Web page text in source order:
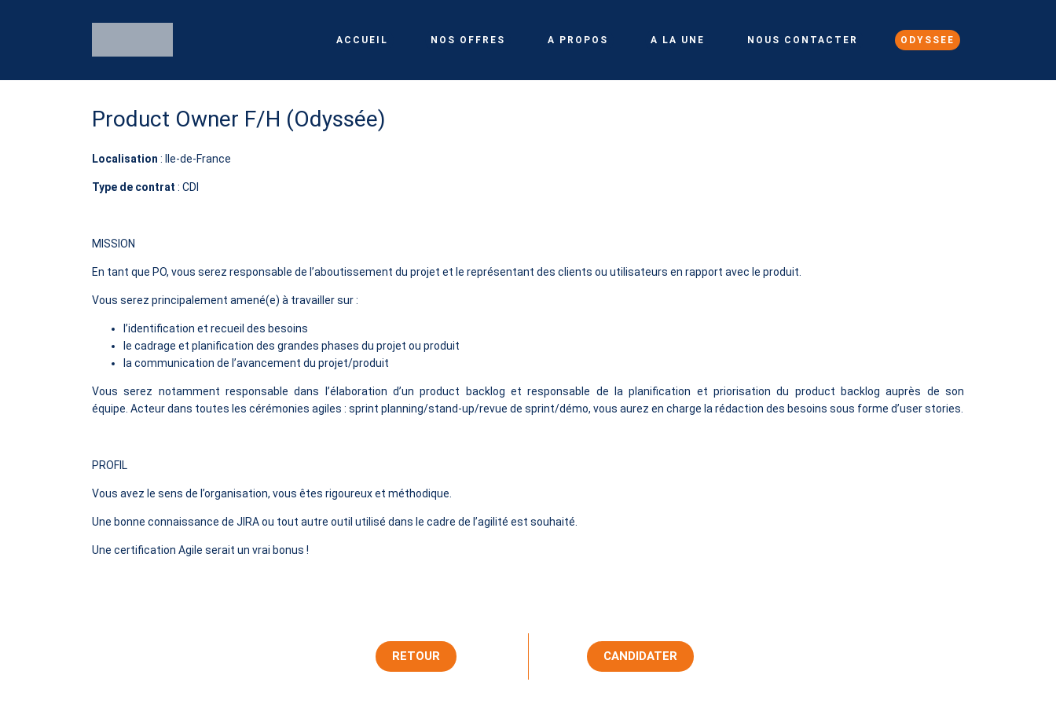
ACCUEIL NOS OFFRES A PROPOS A LA UNE NOUS CONTACTER ODYSSEE
Product Owner F/H (Odyssée)
Localisation : Ile-de-France
Type de contrat : CDI
MISSION
En tant que PO, vous serez responsable de l’aboutissement du projet et le représentant des clients ou utilisateurs en rapport avec le produit.
Vous serez principalement amené(e) à travailler sur :
l’identification et recueil des besoins
le cadrage et planification des grandes phases du projet ou produit
la communication de l’avancement du projet/produit
Vous serez notamment responsable dans l’élaboration d’un product backlog et responsable de la planification et priorisation du product backlog auprès de son
équipe. Acteur dans toutes les cérémonies agiles : sprint planning/stand-up/revue de sprint/démo, vous aurez en charge la rédaction des besoins sous forme d’user stories.
PROFIL
Vous avez le sens de l’organisation, vous êtes rigoureux et méthodique.
Une bonne connaissance de JIRA ou tout autre outil utilisé dans le cadre de l’agilité est souhaité.
Une certification Agile serait un vrai bonus !
RETOUR CANDIDATER